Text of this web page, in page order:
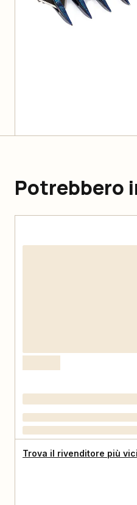
Potrebbero
Trova il rivenditore più